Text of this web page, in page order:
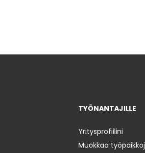
TYÖNANTAJILLE
Yritysprofiilini
Muokkaa